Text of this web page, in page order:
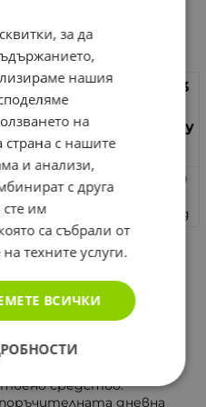
в 3
псу
синенсис от
полифеноли,
Желат)
150
mg
отваряне на
чисти места в
недостъпно за деца
средство.
дневна
за да
нашия
на
с нашите
и анализи,
с друга
им
са събрали от
техните услуги.
ВСИЧКИ